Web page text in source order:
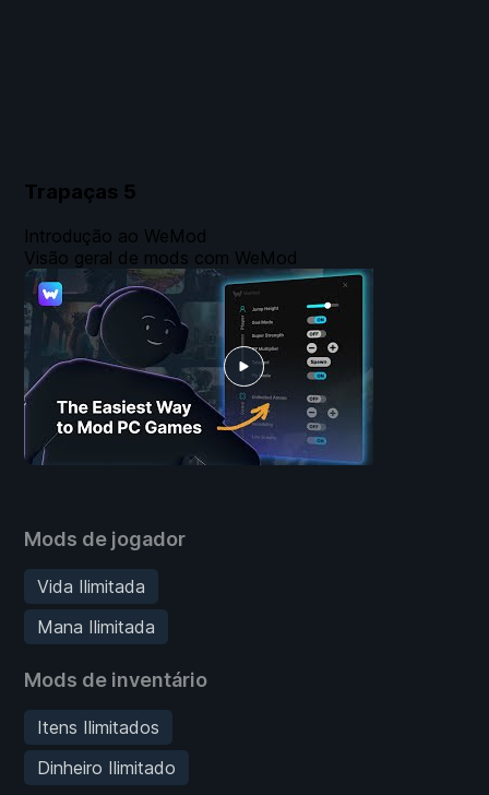
Trapaças 5
Mods de jogador
Vida Ilimitada
Mana Ilimitada
Mods de inventário
Itens Ilimitados
Dinheiro Ilimitado
Introdução ao WeMod
Visão geral de mods com WeMod